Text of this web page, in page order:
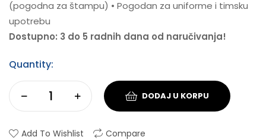
(pogodna za štampu) • Pogodan za uniforme i timsku
upotrebu
Dostupno: 3 do 5 radnih dana od naručivanja!
Quantity:
DODAJ U KORPU
Add To Wishlist Compare